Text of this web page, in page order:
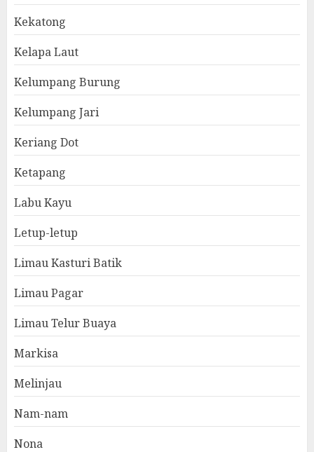
Kekatong
Kelapa Laut
Kelumpang Burung
Kelumpang Jari
Keriang Dot
Ketapang
Labu Kayu
Letup-letup
Limau Kasturi Batik
Limau Pagar
Limau Telur Buaya
Markisa
Melinjau
Nam-nam
Nona